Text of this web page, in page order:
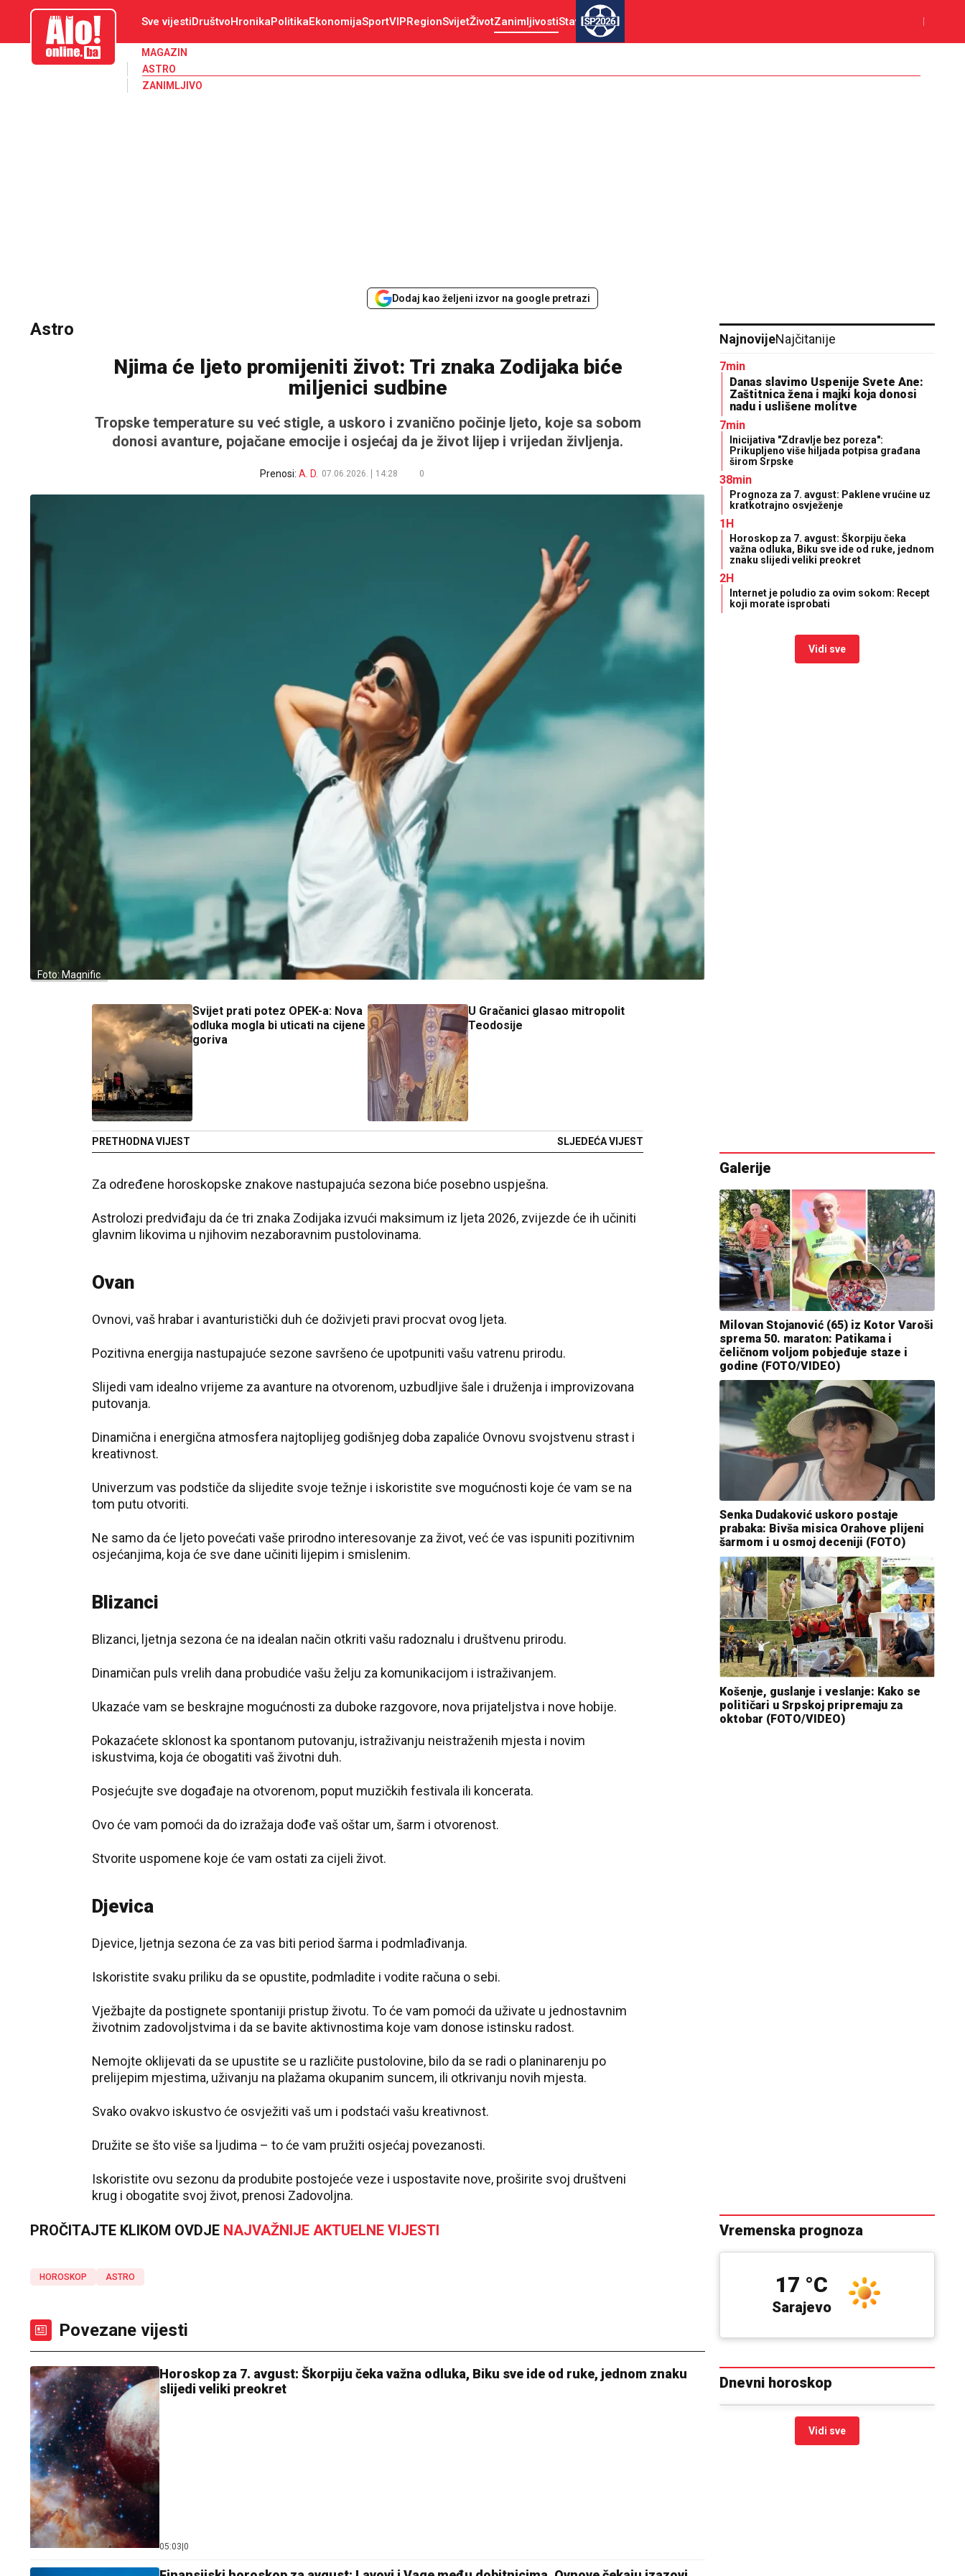
aloonline.ba Sve vijestiDruštvoHronikaPolitikaEkonomijaSportVIPRegionSvijetŽivotZanimljivostiStav SP2026
MAGAZIN
ASTRO
ZANIMLJIVO
Dodaj kao željeni izvor na google pretrazi
Astro
Njima će ljeto promijeniti život: Tri znaka Zodijaka biće
miljenici sudbine
Tropske temperature su već stigle, a uskoro i zvanično počinje ljeto, koje sa sobom
donosi avanture, pojačane emocije i osjećaj da je život lijep i vrijedan življenja.
Prenosi: A. D. 07.06.2026. 14:28 0
Foto: Magnific
Svijet prati potez OPEK-a: Nova
odluka mogla bi uticati na cijene
goriva
PRETHODNA VIJEST
U Gračanici glasao mitropolit
Teodosije
SLJEDEĆA VIJEST
Za određene horoskopske znakove nastupajuća sezona biće posebno uspješna.
Astrolozi predviđaju da će tri znaka Zodijaka izvući maksimum iz ljeta 2026, zvijezde će ih učiniti
glavnim likovima u njihovim nezaboravnim pustolovinama.
Ovan
Ovnovi, vaš hrabar i avanturistički duh će doživjeti pravi procvat ovog ljeta.
Pozitivna energija nastupajuće sezone savršeno će upotpuniti vašu vatrenu prirodu.
Slijedi vam idealno vrijeme za avanture na otvorenom, uzbudljive šale i druženja i improvizovana
putovanja.
Dinamična i energična atmosfera najtoplijeg godišnjeg doba zapaliće Ovnovu svojstvenu strast i
kreativnost.
Univerzum vas podstiče da slijedite svoje težnje i iskoristite sve mogućnosti koje će vam se na
tom putu otvoriti.
Ne samo da će ljeto povećati vaše prirodno interesovanje za život, već će vas ispuniti pozitivnim
osjećanjima, koja će sve dane učiniti lijepim i smislenim.
Blizanci
Blizanci, ljetnja sezona će na idealan način otkriti vašu radoznalu i društvenu prirodu.
Dinamičan puls vrelih dana probudiće vašu želju za komunikacijom i istraživanjem.
Ukazaće vam se beskrajne mogućnosti za duboke razgovore, nova prijateljstva i nove hobije.
Pokazaćete sklonost ka spontanom putovanju, istraživanju neistraženih mjesta i novim
iskustvima, koja će obogatiti vaš životni duh.
Posjećujte sve događaje na otvorenom, poput muzičkih festivala ili koncerata.
Ovo će vam pomoći da do izražaja dođe vaš oštar um, šarm i otvorenost.
Stvorite uspomene koje će vam ostati za cijeli život.
D‌jevica
D‌jevice, ljetnja sezona će za vas biti period šarma i podmlađivanja.
Iskoristite svaku priliku da se opustite, podmladite i vodite računa o sebi.
Vježbajte da postignete spontaniji pristup životu. To će vam pomoći da uživate u jednostavnim
životnim zadovoljstvima i da se bavite aktivnostima koje vam donose istinsku radost.
Nemojte oklijevati da se upustite se u različite pustolovine, bilo da se radi o planinarenju po
prelijepim mjestima, uživanju na plažama okupanim suncem, ili otkrivanju novih mjesta.
Svako ovakvo iskustvo će osvježiti vaš um i podstaći vašu kreativnost.
Družite se što više sa ljudima – to će vam pružiti osjećaj povezanosti.
Iskoristite ovu sezonu da produbite postojeće veze i uspostavite nove, proširite svoj društveni
krug i obogatite svoj život, prenosi Zadovoljna.
PROČITAJTE KLIKOM OVDJE NAJVAŽNIJE AKTUELNE VIJESTI
HOROSKOP ASTRO
Povezane vijesti
Horoskop za 7. avgust: Škorpiju čeka važna odluka, Biku sve ide od ruke, jednom znaku
slijedi veliki preokret
05:03 0
NajnovijeNajčitanije
7min
Danas slavimo Uspenije Svete Ane:
Zaštitnica žena i majki koja donosi
nadu i uslišene molitve
7min
Inicijativa "Zdravlje bez poreza":
Prikupljeno više hiljada potpisa građana
širom Srpske
38min
Prognoza za 7. avgust: Paklene vrućine uz
kratkotrajno osvježenje
1H
Horoskop za 7. avgust: Škorpiju čeka
važna odluka, Biku sve ide od ruke, jednom
znaku slijedi veliki preokret
2H
Internet je poludio za ovim sokom: Recept
koji morate isprobati
Vidi sve
Galerije
Milovan Stojanović (65) iz Kotor Varoši
sprema 50. maraton: Patikama i
čeličnom voljom pobjeđuje staze i
godine (FOTO/VIDEO)
Senka Dudaković uskoro postaje
prabaka: Bivša misica Orahove plijeni
šarmom i u osmoj deceniji (FOTO)
Košenje, guslanje i veslanje: Kako se
političari u Srpskoj pripremaju za
oktobar (FOTO/VIDEO)
Vremenska prognoza
Sarajevo
17 °C
Dnevni horoskop
Vidi sve